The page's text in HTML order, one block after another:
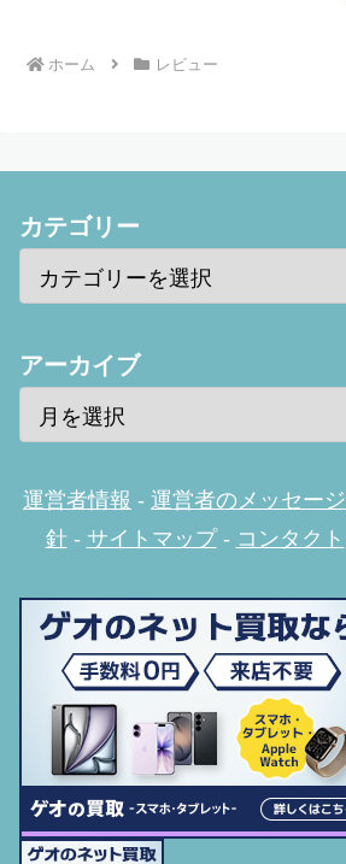
ホーム レビュー
カテゴリー
アーカイブ
運営者情報 - 運営者のメッセージ
針- サイトマップ- コンタクト